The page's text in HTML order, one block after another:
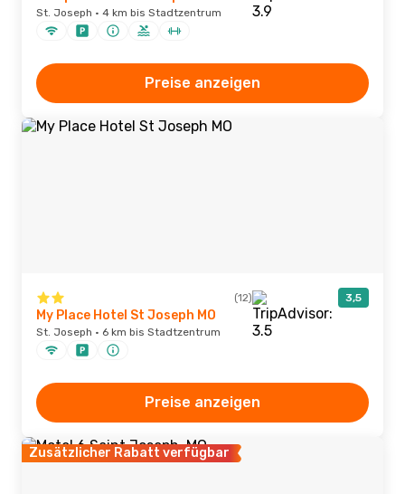
St. Joseph · 4 km bis Stadtzentrum
Preise anzeigen
(12) 3,5
My Place Hotel St Joseph MO
St. Joseph · 6 km bis Stadtzentrum
Preise anzeigen
Zusätzlicher Rabatt verfügbar